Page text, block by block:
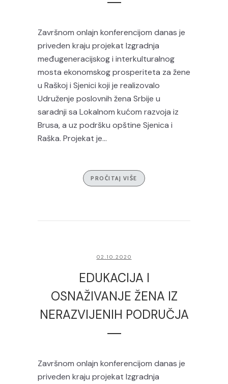
Završnom onlajn konferencijom danas je
priveden kraju projekat Izgradnja
međugeneracijskog i interkulturalnog
mosta ekonomskog prosperiteta za žene
u Raškoj i Sjenici koji je realizovalo
Udruženje poslovnih žena Srbije u
saradnji sa Lokalnom kućom razvoja iz
Brusa, a uz podršku opštine Sjenica i
Raška. Projekat je...
PROČITAJ VIŠE
02.10.2020
EDUKACIJA I
OSNAŽIVANJE ŽENA IZ
NERAZVIJENIH PODRUČJA
Završnom onlajn konferencijom danas je
priveden kraju projekat Izgradnja